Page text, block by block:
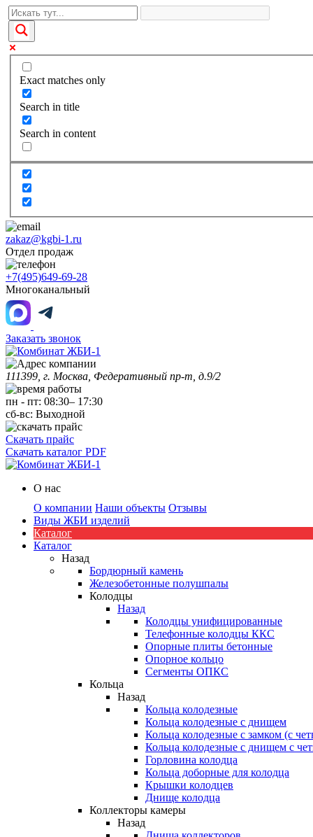
Exact matches only
Search in title
Search in content
zakaz@kgbi-1.ru
Отдел продаж
+7(495)649-69-28
Многоканальный
Заказать звонок
111399, г. Москва, Федеративный пр-т, д.9/2
пн - пт: 08:30– 17:30
сб-вс: Выходной
Скачать прайс
Скачать каталог PDF
О нас
О компании Наши объекты Отзывы
Виды ЖБИ изделий
Каталог
Каталог
Назад
Бордюрный камень
Железобетонные полушпалы
Колодцы
Назад
Колодцы унифицированные
Телефонные колодцы ККС
Опорные плиты бетонные
Опорное кольцо
Сегменты ОПКС
Кольца
Назад
Кольца колодезные
Кольца колодезные с днищем
Кольца колодезные с замком (с
Кольца колодезные с днищем с
Горловина колодца
Кольца доборные для колодца
Крышки колодцев
Днище колодца
Коллекторы камеры
Назад